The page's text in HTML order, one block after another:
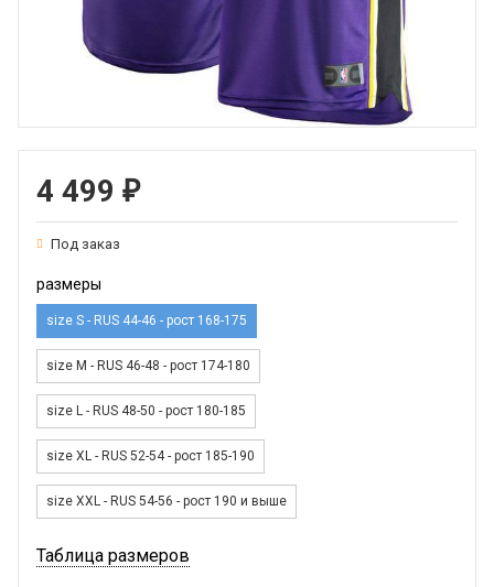
4 499 ₽
Под заказ
размеры
size S - RUS 44-46 - рост 168-175
size M - RUS 46-48 - рост 174-180
size L - RUS 48-50 - рост 180-185
size XL - RUS 52-54 - рост 185-190
size XXL - RUS 54-56 - рост 190 и выше
Таблица размеров